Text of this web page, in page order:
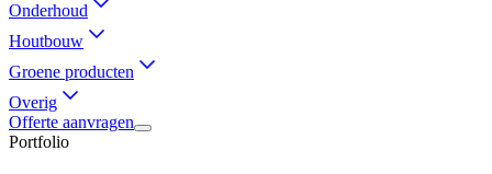
Onderhoud
Houtbouw
Groene producten
Overig
Offerte aanvragen
Portfolio